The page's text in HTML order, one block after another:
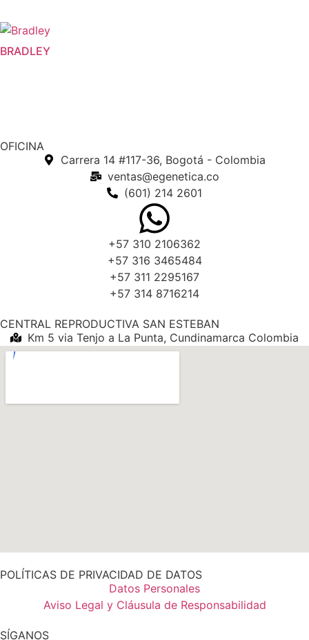
BRADLEY
OFICINA
Carrera 14 #117-36, Bogotá - Colombia
ventas@egenetica.co
(601) 214 2601
+57 310 2106362
+57 316 3465484
+57 311 2295167
+57 314 8716214
CENTRAL REPRODUCTIVA SAN ESTEBAN
Km 5 via Tenjo a La Punta, Cundinamarca Colombia
POLÍTICAS DE PRIVACIDAD DE DATOS
Datos Personales
Aviso Legal y Cláusula de Responsabilidad
SÍGANOS